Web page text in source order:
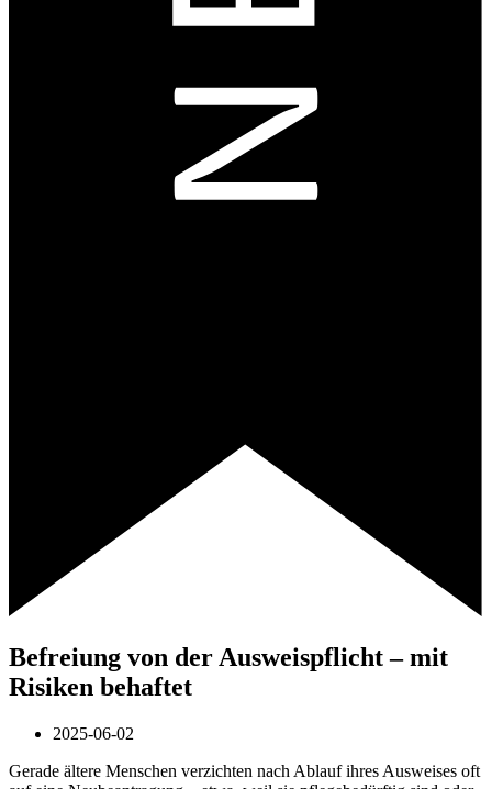
Befreiung von der Ausweispflicht – mit
Risiken behaftet
2025-06-02
Gerade ältere Menschen verzichten nach Ablauf ihres Ausweises oft